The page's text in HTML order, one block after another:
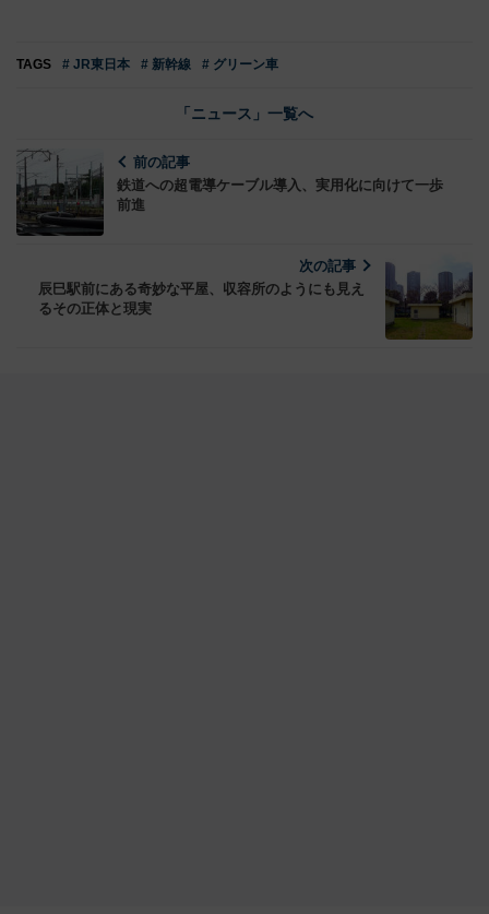
TAGS # JR東日本 # 新幹線 # グリーン車
「ニュース」一覧へ
前の記事
鉄道への超電導ケーブル導入、実用化に向けて一歩
前進
次の記事
辰巳駅前にある奇妙な平屋、収容所のようにも見え
るその正体と現実